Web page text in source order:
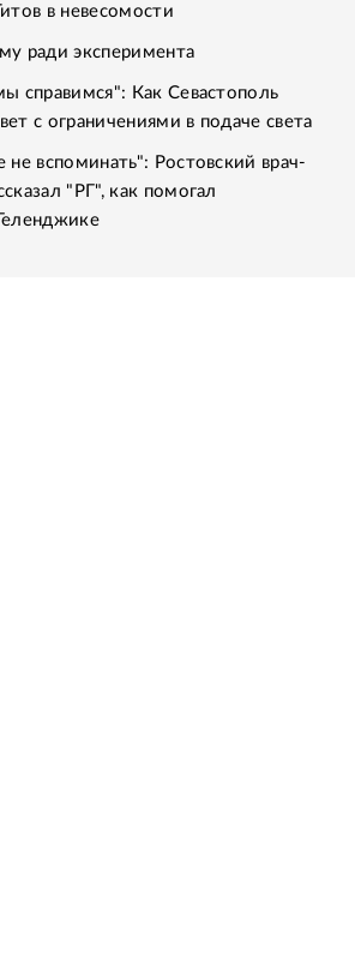
в невесомости
ради эксперимента
справимся": Как Севастополь
с ограничениями в подаче света
вспоминать": Ростовский врач-
"РГ", как помогал